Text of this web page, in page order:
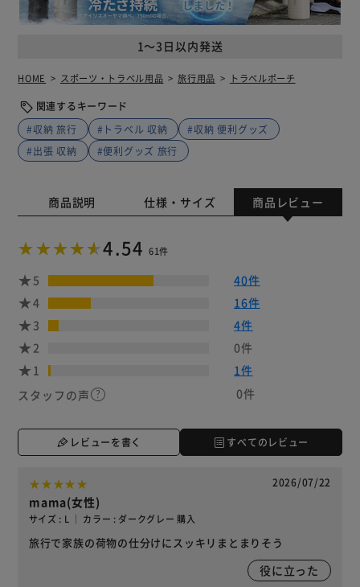
1～3日以内発送
HOME スポーツ・トラベル用品 旅行用品 トラベルポーチ
関連するキーワード
#収納 旅行
#トラベル 収納
#収納 便利グッズ
#出張 収納
#便利グッズ 旅行
商品説明 仕様・サイズ 商品レビュー
4.54 61件
5
40件
4
16件
3
4件
2
0件
1
1件
スタッフの声
0件
レビューを書く すべてのレビュー
2026/07/22
mama(女性)
サイズ : L ｜ カラー : ダークグレー 購入
旅行で家族の荷物の仕分けにスッキリまとまりそう
役に立った